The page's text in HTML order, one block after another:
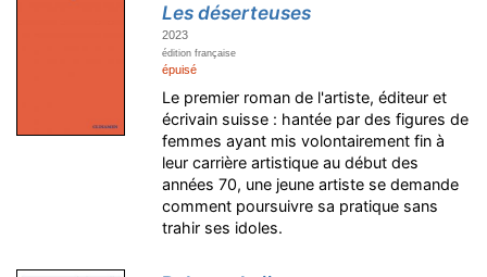
Les déserteuses
2023
édition française
épuisé
Le premier roman de l'artiste, éditeur et
écrivain suisse : hantée par des figures de
femmes ayant mis volontairement fin à
leur carrière artistique au début des
années 70, une jeune artiste se demande
comment poursuivre sa pratique sans
trahir ses idoles.